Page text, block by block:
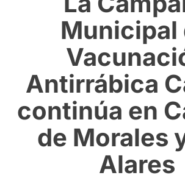
Municipal
Antirrábica
continúa en
de Morales
Alares